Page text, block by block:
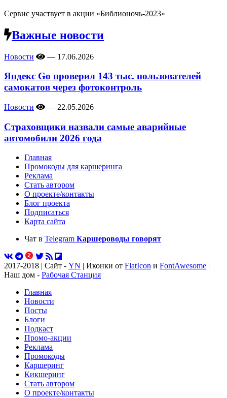
Сервис участвует в акции «Библионочь-2023»
Важные новости
Новости — 17.06.2026
Яндекс Go проверил 143 тыс. пользователей
самокатов через фотоконтроль
Новости — 22.05.2026
Страховщики назвали самые аварийные
автомобили 2026 года
Главная
Промокоды для каршеринга
Реклама
Стать автором
О проекте/контакты
Блог проекта
Подписаться
Карта сайта
Чат в Telegram Каршероводы говорят
2017-2018 | Сайт - YN | Иконки от FlatIcon и FontAwesome |
Наш дом - Рабочая Станция
Главная
Новости
Посты
Блоги
Подкаст
Промо-акции
Реклама
Промокоды
Каршеринг
Кикшеринг
Стать автором
О проекте/контакты